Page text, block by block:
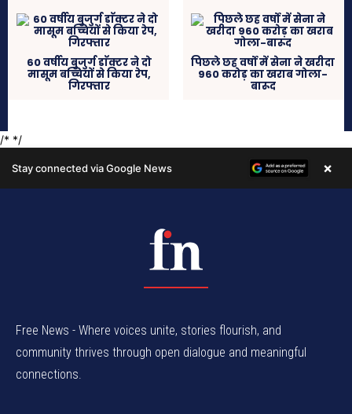
Free News - Where voices unite, stories flourish, and
community thrives through open dialogue and meaningful
connections.